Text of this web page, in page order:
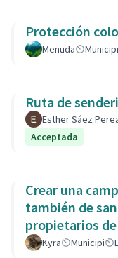
Protección
Menuda Municipi
Ruta de
Esther Sáez
Acceptada
Crear una
también de
propietarios
heces de las
Kyra Municipi